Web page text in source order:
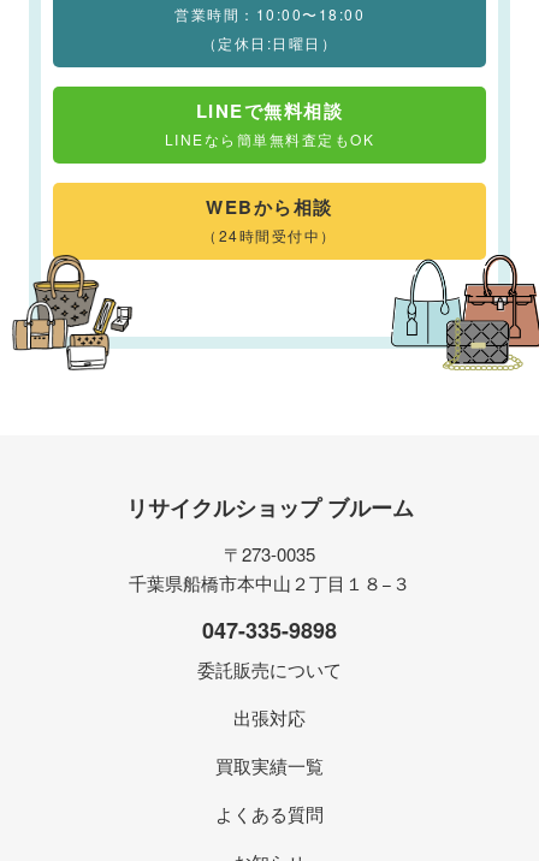
営業時間：10:00〜18:00
（定休日:日曜日）
LINEで無料相談
LINEなら簡単無料査定もOK
WEBから相談
（24時間受付中）
リサイクルショップ ブルーム
〒273-0035
千葉県船橋市本中山２丁目１８−３
047-335-9898
委託販売について
出張対応
買取実績一覧
よくある質問